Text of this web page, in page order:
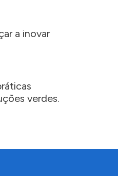
a inovar
verdes.